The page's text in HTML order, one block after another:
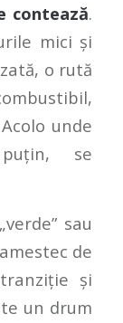
contează.
mici și
o rută
unde
se
sau
de
și
un drum